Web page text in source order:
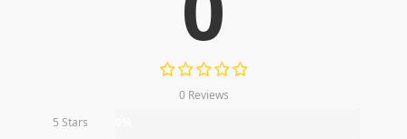
0 Reviews
5 Stars